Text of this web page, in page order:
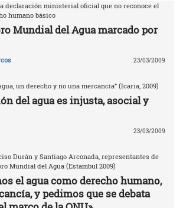
declaración ministerial oficial que no reconoce el
humano básico
Mundial del Agua marcado por
23/03/2009
un derecho y no una mercancía” (Icaria, 2009)
del agua es injusta, asocial y
23/03/2009
Durán y Santiago Arconada, representantes de
Mundial del Agua (Estambul 2009)
el agua como derecho humano,
y pedimos que se debata